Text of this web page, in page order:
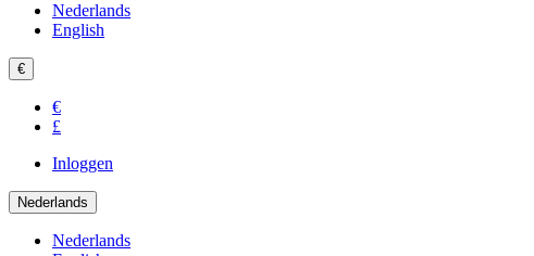
Nederlands
English
€
€
£
Inloggen
Nederlands
Nederlands